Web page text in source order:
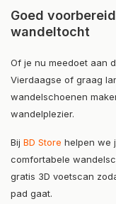
Goed
wandeltocht
Of je nu meedoet aan
Vierdaagse of graag
wandelschoenen
wandelplezier.
Bij BD Store helpen we
comfortabele
gratis 3D voetscan
pad gaat.